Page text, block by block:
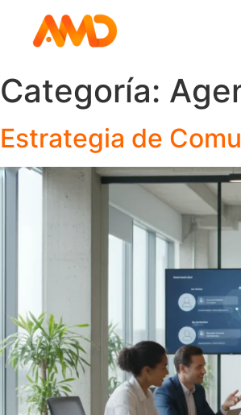
Categoría:
Estrategia de